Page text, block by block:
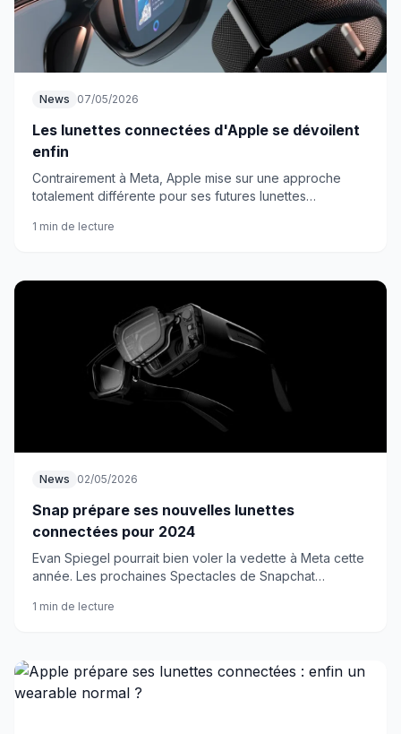
News 07/05/2026
Les lunettes connectées d'Apple se dévoilent
enfin
Contrairement à Meta, Apple mise sur une approche
totalement différente pour ses futures lunettes
surprenante.
1 min de lecture
News 02/05/2026
Snap prépare ses nouvelles lunettes
connectées pour 2024
Evan Spiegel pourrait bien voler la vedette à Meta cette
année. Les prochaines Spectacles de Snapchat
1 min de lecture